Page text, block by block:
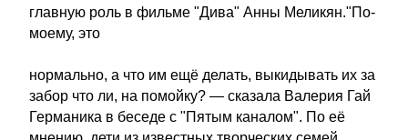
главную роль в фильме "Дива" Анны Меликян."По-
моему, это
нормально, а что им ещё делать, выкидывать их за
забор что ли, на помойку? — сказала Валерия Гай
Германика в беседе с "Пятым каналом". По её